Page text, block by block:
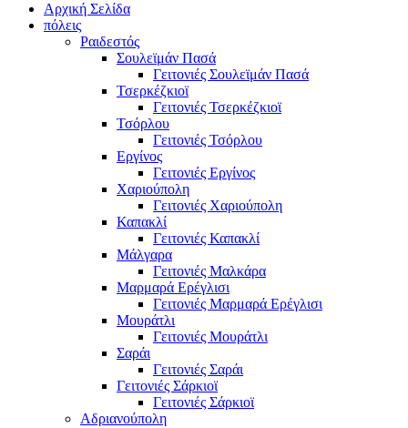
Αρχική Σελίδα
πόλεις
Ραιδεστός
Σουλεϊμάν Πασά
Γειτονιές Σουλεϊμάν Πασά
Τσερκέζκιοϊ
Γειτονιές Τσερκέζκιοϊ
Τσόρλου
Γειτονιές Τσόρλου
Εργίνος
Γειτονιές Εργίνος
Χαριούπολη
Γειτονιές Χαριούπολη
Καπακλί
Γειτονιές Καπακλί
Μάλγαρα
Γειτονιές Μαλκάρα
Μαρμαρά Ερέγλισι
Γειτονιές Μαρμαρά Ερέγλισι
Μουράτλι
Γειτονιές Μουράτλι
Σαράι
Γειτονιές Σαράι
Γειτονιές Σάρκιοϊ
Γειτονιές Σάρκιοϊ
Αδριανούπολη